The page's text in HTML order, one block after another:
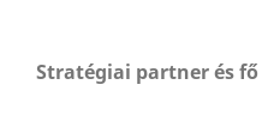
Stratégiai partner és